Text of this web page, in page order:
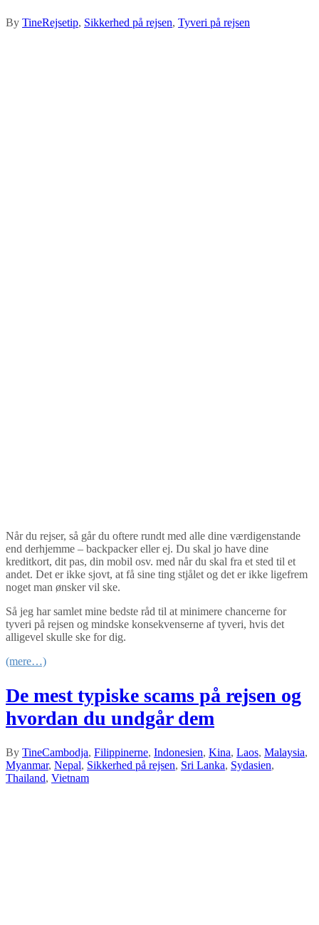
By TineRejsetip, Sikkerhed på rejsen, Tyveri på rejsen
Når du rejser, så går du oftere rundt med alle dine værdigenstande
end derhjemme – backpacker eller ej. Du skal jo have dine
kreditkort, dit pas, din mobil osv. med når du skal fra et sted til et
andet. Det er ikke sjovt, at få sine ting stjålet og det er ikke ligefrem
noget man ønsker vil ske.
Så jeg har samlet mine bedste råd til at minimere chancerne for
tyveri på rejsen og mindske konsekvenserne af tyveri, hvis det
alligevel skulle ske for dig.
(mere…)
De mest typiske scams på rejsen og
hvordan du undgår dem
By TineCambodja, Filippinerne, Indonesien, Kina, Laos, Malaysia,
Myanmar, Nepal, Sikkerhed på rejsen, Sri Lanka, Sydasien,
Thailand, Vietnam